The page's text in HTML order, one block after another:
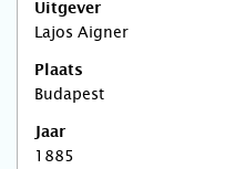
Uitgever
Lajos Aigner
Plaats
Budapest
Jaar
1885